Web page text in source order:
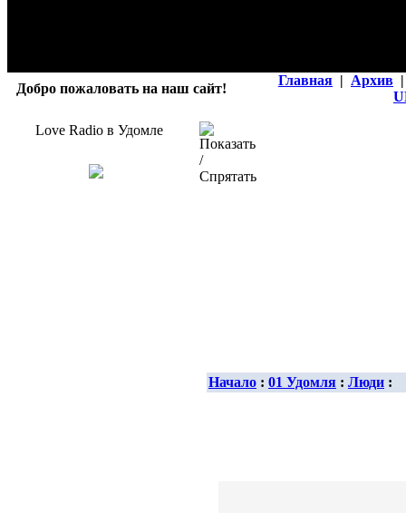
Добро пожаловать на наш сайт!
Главная | Архив |
Love Radio в Удомле
Начало : 01 Удомля : Люди :